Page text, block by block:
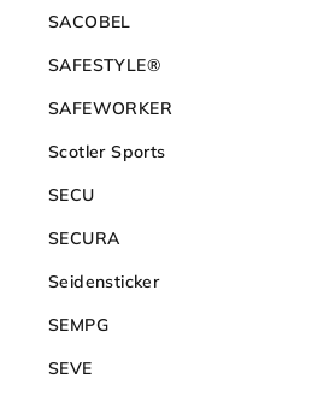
SACOBEL
SAFESTYLE®
SAFEWORKER
Scotler Sports
SECU
SECURA
Seidensticker
SEMPG
SEVE